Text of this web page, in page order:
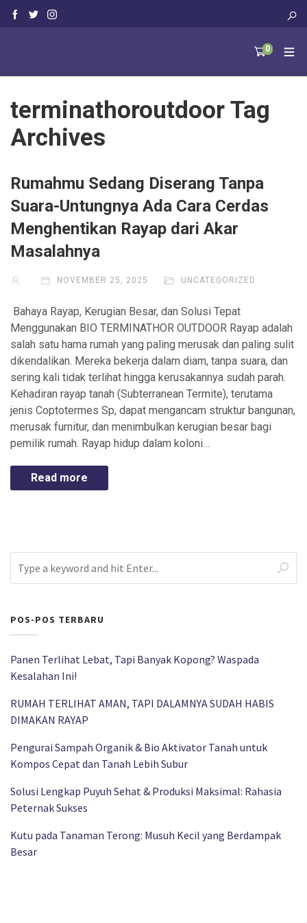
0
terminathoroutdoor Tag
Archives
Rumahmu Sedang Diserang Tanpa
Suara-Untungnya Ada Cara Cerdas
Menghentikan Rayap dari Akar
Masalahnya
NOVEMBER 25, 2025 UNCATEGORIZED
Bahaya Rayap, Kerugian Besar, dan Solusi Tepat
Menggunakan BIO TERMINATHOR OUTDOOR Rayap adalah
salah satu hama rumah yang paling merusak dan paling sulit
dikendalikan. Mereka bekerja dalam diam, tanpa suara, dan
sering kali tidak terlihat hingga kerusakannya sudah parah.
Kehadiran rayap tanah (Subterranean Termite), terutama
jenis Coptotermes Sp, dapat mengancam struktur bangunan,
merusak furnitur, dan menimbulkan kerugian besar bagi
pemilik rumah. Rayap hidup dalam koloni…
Read more
POS-POS TERBARU
Panen Terlihat Lebat, Tapi Banyak Kopong? Waspada
Kesalahan Ini!
RUMAH TERLIHAT AMAN, TAPI DALAMNYA SUDAH HABIS
DIMAKAN RAYAP
Pengurai Sampah Organik & Bio Aktivator Tanah untuk
Kompos Cepat dan Tanah Lebih Subur
Solusi Lengkap Puyuh Sehat & Produksi Maksimal: Rahasia
Peternak Sukses
Kutu pada Tanaman Terong: Musuh Kecil yang Berdampak
Besar